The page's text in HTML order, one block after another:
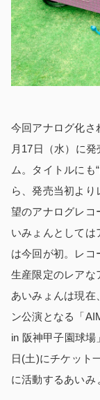
今回アナログ化さ
月17日（水）に
ム。タイトルにも
ら、発売当初よ
望のアナログレコ
いみょんとしては
は今回が初。レコ
生産限定のレアな
あいみょんは現在
ン公演となる「
in 阪神甲子園球
日(土)にチケット
に活動するあいみ